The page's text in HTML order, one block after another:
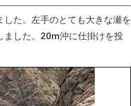
た。左手のとても大きな瀬を
ました。20m沖に仕掛けを投